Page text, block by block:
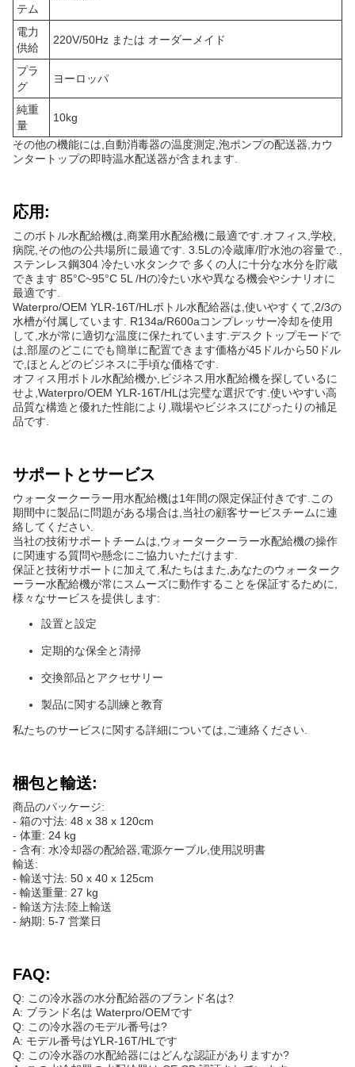
テム
電力
供給
220V/50Hz または オーダーメイド
プラ
グ
ヨーロッパ
純重
量
10kg
その他の機能には,自動消毒器の温度測定,泡ポンプの配送器,カウ
ンタートップの即時温水配送器が含まれます.
応用:
このボトル水配給機は,商業用水配給機に最適です.オフィス,学校,
病院,その他の公共場所に最適です. 3.5Lの冷蔵庫/貯水池の容量で.,
ステンレス鋼304 冷たい水タンクで 多くの人に十分な水分を貯蔵
できます 85°C~95°C 5L /Hの冷たい水や異なる機会やシナリオに
最適です.
Waterpro/OEM YLR-16T/HLボトル水配給器は,使いやすくて,2/3の
水槽が付属しています. R134a/R600aコンプレッサー冷却を使用
して,水が常に適切な温度に保たれています.デスクトップモードで
は,部屋のどこにでも簡単に配置できます価格が45ドルから50ドル
で,ほとんどのビジネスに手頃な価格です.
オフィス用ボトル水配給機か,ビジネス用水配給機を探しているに
せよ,Waterpro/OEM YLR-16T/HLは完璧な選択です.使いやすい高
品質な構造と優れた性能により,職場やビジネスにぴったりの補足
品です.
サポートとサービス
ウォータークーラー用水配給機は1年間の限定保証付きです.この
期間中に製品に問題がある場合は,当社の顧客サービスチームに連
絡してください.
当社の技術サポートチームは,ウォータークーラー水配給機の操作
に関連する質問や懸念にご協力いただけます.
保証と技術サポートに加えて,私たちはまた,あなたのウォーターク
ーラー水配給機が常にスムーズに動作することを保証するために,
様々なサービスを提供します:
設置と設定
定期的な保全と清掃
交換部品とアクセサリー
製品に関する訓練と教育
私たちのサービスに関する詳細については,ご連絡ください.
梱包と輸送:
商品のパッケージ:
- 箱の寸法: 48 x 38 x 120cm
- 体重: 24 kg
- 含有: 水冷却器の配給器,電源ケーブル,使用説明書
輸送:
- 輸送寸法: 50 x 40 x 125cm
- 輸送重量: 27 kg
- 輸送方法:陸上輸送
- 納期: 5-7 営業日
FAQ:
Q: この冷水器の水分配給器のブランド名は?
A: ブランド名は Waterpro/OEMです
Q: この冷水器のモデル番号は?
A: モデル番号はYLR-16T/HLです
Q: この冷水器の水配給器にはどんな認証がありますか?